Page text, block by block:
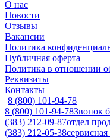
О нас
Новости
Отзывы
Вакансии
Политика
Публичная оферта
Политика в отношении
Реквизиты
Контакты
8 (800) 101-94-78
8 (800) 101-94-78Звонок
(383) 212-09-87отдел
(383) 212-05-38